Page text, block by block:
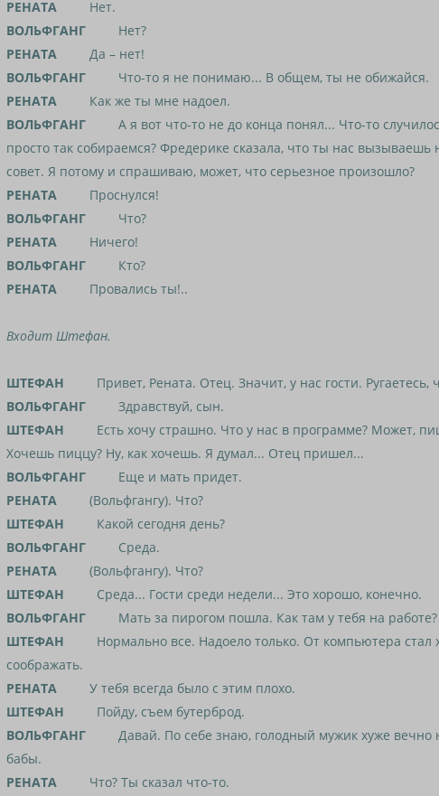
РЕНАТА Нет.
ВОЛЬФГАНГ Нет?
РЕНАТА Да – нет!
ВОЛЬФГАНГ Что-то я не понимаю... В общем, ты не обижайся.
РЕНАТА Как же ты мне надоел.
ВОЛЬФГАНГ А я вот что-то не до конца понял... Что-то
просто так собираемся? Фредерике сказала, что ты нас
совет. Я потому и спрашиваю, может, что серьезное произошло?
РЕНАТА Проснулся!
ВОЛЬФГАНГ Что?
РЕНАТА Ничего!
ВОЛЬФГАНГ Кто?
РЕНАТА Провались ты!..
Входит Штефан.
ШТЕФАН Привет, Рената. Отец. Значит, у нас гости. Ругаетесь,
ВОЛЬФГАНГ Здравствуй, сын.
ШТЕФАН Есть хочу страшно. Что у нас в программе? Может,
Хочешь пиццу? Ну, как хочешь. Я думал... Отец пришел...
ВОЛЬФГАНГ Еще и мать придет.
РЕНАТА (Вольфгангу). Что?
ШТЕФАН Какой сегодня день?
ВОЛЬФГАНГ Среда.
РЕНАТА (Вольфгангу). Что?
ШТЕФАН Среда... Гости среди недели... Это хорошо, конечно.
ВОЛЬФГАНГ Мать за пирогом пошла. Как там у тебя на работе?
ШТЕФАН Нормально все. Надоело только. От компьютера стал
соображать.
РЕНАТА У тебя всегда было с этим плохо.
ШТЕФАН Пойду, съем бутерброд.
ВОЛЬФГАНГ Давай. По себе знаю, голодный мужик хуже вечно
бабы.
РЕНАТА Что? Ты сказал что-то.